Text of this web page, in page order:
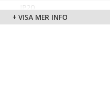
IP20
Krom
+ VISA MER INFO